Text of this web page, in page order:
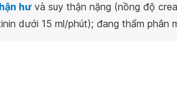
hưvà suy thận nặng (nồng độ
dưới 15 ml/phút); đang thẩm phân